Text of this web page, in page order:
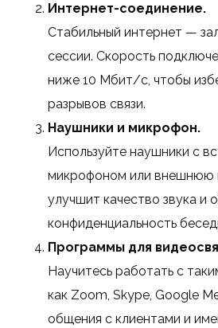
Интернет-соединение.
Стабильный интернет —
сессии. Скорость
ниже 10 Мбит/с, чтобы
разрывов связи.
Наушники и микрофон.
Используйте наушники с
микрофоном или внешнюю
улучшит качество звука и
конфиденциальность
Программы для
Научитесь работать с
как Zoom, Skype, Google
общения с клиентами и